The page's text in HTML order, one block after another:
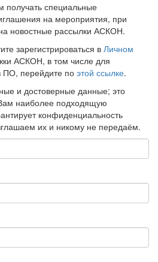
получать специальные
на мероприятия, при
новостные рассылки АСКОН.
зарегистрироваться в Личном
АСКОН, в том числе для
ПО, перейдите по этой ссылке.
и достоверные данные; это
наиболее подходящую
конфиденциальность
их и никому не передаём.